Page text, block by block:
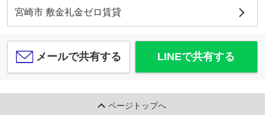
宮崎市 敷金礼金ゼロ賃貸
メールで共有する LINEで共有する
ページトップへ